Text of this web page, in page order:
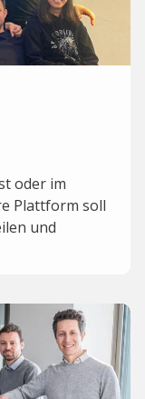
oder im
Plattform soll
und